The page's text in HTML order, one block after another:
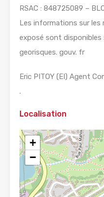
RSAC : 848725089 –
Les informations sur les
exposé sont disponibles
georisques. gouv. fr
Eric PITOY (EI) Agent
.
Localisation
+
−